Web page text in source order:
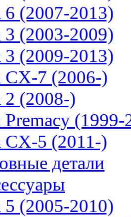
6 (2007-2013)
3 (2003-2009)
3 (2009-2013)
CX-7 (2006-)
2 (2008-)
Premacy (1999-
CX-5 (2011-)
детали
5 (2005-2010)